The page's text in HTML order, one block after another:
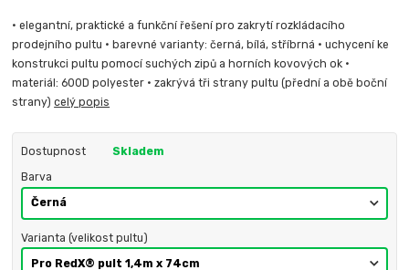
• elegantní, praktické a funkční řešení pro zakrytí rozkládacího
prodejního pultu • barevné varianty: černá, bílá, stříbrná • uchycení ke
konstrukci pultu pomocí suchých zipů a horních kovových ok •
materiál: 600D polyester • zakrývá tři strany pultu (přední a obě boční
strany)celý popis
Dostupnost Skladem
Barva
Varianta (velikost pultu)